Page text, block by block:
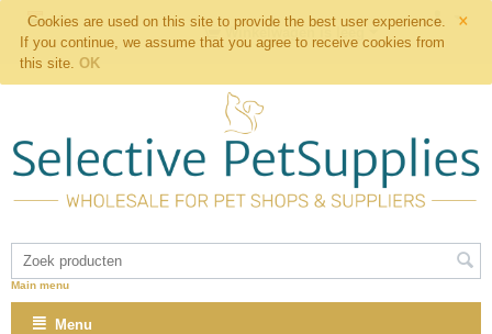
×
Cookies are used on this site to provide the best user experience.
If you continue, we assume that you agree to receive cookies from
this site. OK
Winkelwagen is leeg
Main menu
Menu